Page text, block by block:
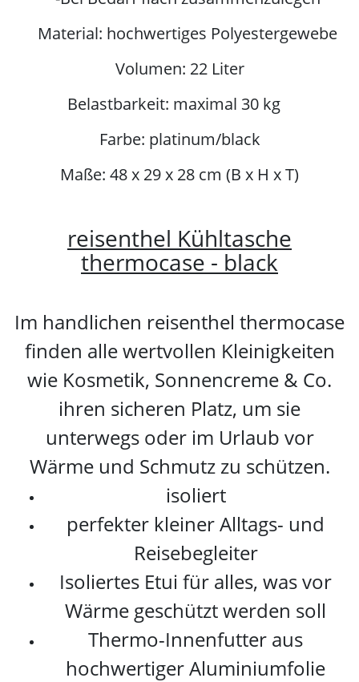
Material: hochwertiges Polyestergewebe
Volumen: 22 Liter
Belastbarkeit: maximal 30 kg
Farbe: platinum/black
Maße: 48 x 29 x 28 cm (B x H x T)
reisenthel Kühltasche
thermocase - black
Im handlichen reisenthel thermocase
finden alle wertvollen Kleinigkeiten
wie Kosmetik, Sonnencreme & Co.
ihren sicheren Platz, um sie
unterwegs oder im Urlaub vor
Wärme und Schmutz zu schützen.
isoliert
perfekter kleiner Alltags- und
Reisebegleiter
Isoliertes Etui für alles, was vor
Wärme geschützt werden soll
Thermo-Innenfutter aus
hochwertiger Aluminiumfolie